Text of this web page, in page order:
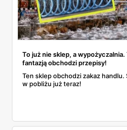
To już nie sklep, a wypożyczalnia.
fantazją obchodzi przepisy!
Ten sklep obchodzi zakaz handlu.
w pobliżu już teraz!